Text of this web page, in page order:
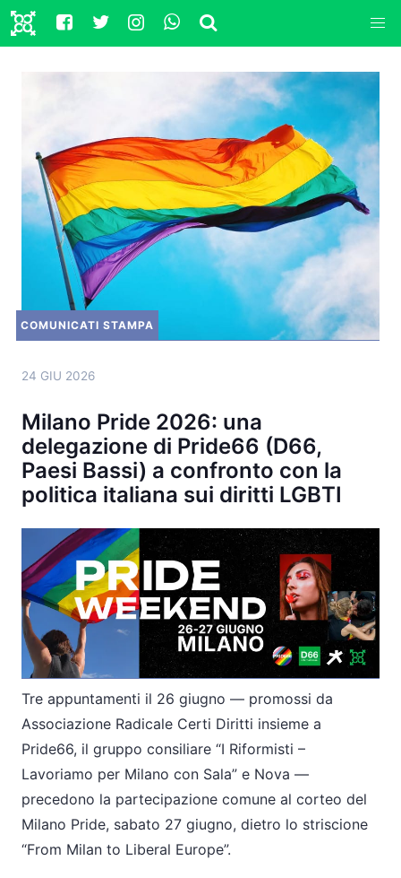
COMUNICATI STAMPA
24 GIU 2026
Milano Pride 2026: una
delegazione di Pride66 (D66,
Paesi Bassi) a confronto con la
politica italiana sui diritti LGBTI
Tre appuntamenti il 26 giugno — promossi da
Associazione Radicale Certi Diritti insieme a
Pride66, il gruppo consiliare “I Riformisti –
Lavoriamo per Milano con Sala” e Nova —
precedono la partecipazione comune al corteo del
Milano Pride, sabato 27 giugno, dietro lo striscione
“From Milan to Liberal Europe”.